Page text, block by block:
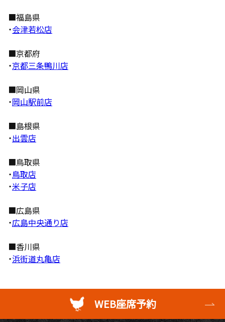
■福島県
・会津若松店
■京都府
・京都三条鴨川店
■岡山県
・岡山駅前店
■島根県
・出雲店
■鳥取県
・鳥取店
・米子店
■広島県
・広島中央通り店
■香川県
・浜街道丸亀店
WEB座席予約